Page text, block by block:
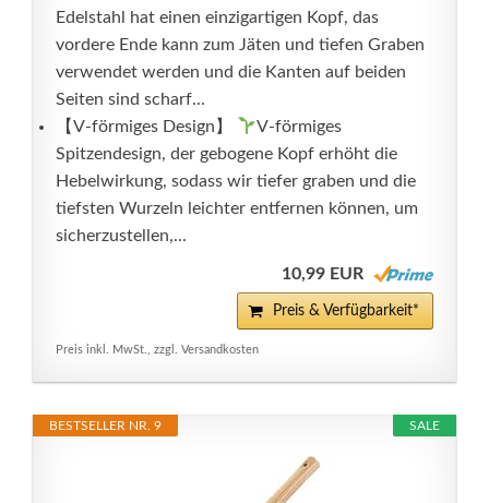
Edelstahl hat einen einzigartigen Kopf, das
vordere Ende kann zum Jäten und tiefen Graben
verwendet werden und die Kanten auf beiden
Seiten sind scharf...
【V-förmiges Design】
V-förmiges
Spitzendesign, der gebogene Kopf erhöht die
Hebelwirkung, sodass wir tiefer graben und die
tiefsten Wurzeln leichter entfernen können, um
sicherzustellen,...
10,99 EUR
Preis & Verfügbarkeit*
Preis inkl. MwSt., zzgl. Versandkosten
SALE
BESTSELLER NR. 9